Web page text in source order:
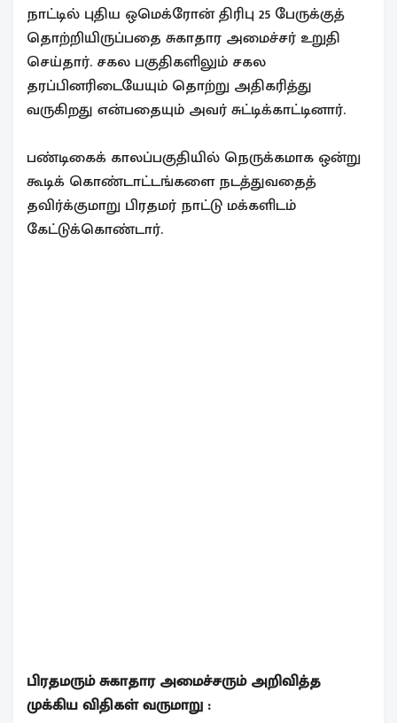
நாட்டில் புதிய ஒமெக்ரோன் திரிபு 25 பேருக்குத்
தொற்றியிருப்பதை சுகாதார அமைச்சர் உறுதி
செய்தார். சகல பகுதிகளிலும் சகல
தரப்பினரிடையேயும் தொற்று அதிகரித்து
வருகிறது என்பதையும் அவர் சுட்டிக்காட்டினார்.
பண்டிகைக் காலப்பகுதியில் நெருக்கமாக ஒன்று
கூடிக் கொண்டாட்டங்களை நடத்துவதைத்
தவிர்க்குமாறு பிரதமர் நாட்டு மக்களிடம்
கேட்டுக்கொண்டார்.
பிரதமரும் சுகாதார அமைச்சரும் அறிவித்த
முக்கிய விதிகள் வருமாறு :